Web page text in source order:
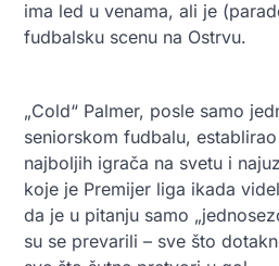
ima led u venama, ali je
fudbalsku scenu na Ostrvu.
„Cold“ Palmer, posle samo
seniorskom fudbalu,
najboljih igrača na svetu i
koje je Premijer liga ikada
da je u pitanju samo
su se prevarili – sve što